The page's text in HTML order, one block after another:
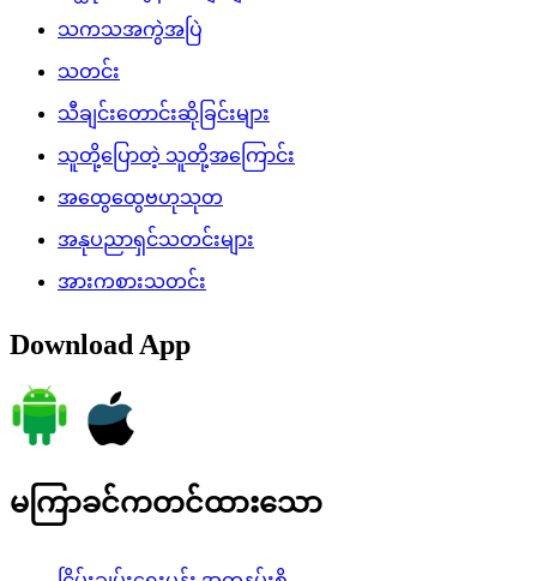
သကသအကွဲအပြဲ
သတင်း
သီချင်းတောင်းဆိုခြင်းများ
သူတို့ပြောတဲ့ သူတို့အကြောင်း
အထွေထွေဗဟုသုတ
အနုပညာရှင်သတင်းများ
အားကစားသတင်း
Download App
မကြာခင်ကတင်ထားသော